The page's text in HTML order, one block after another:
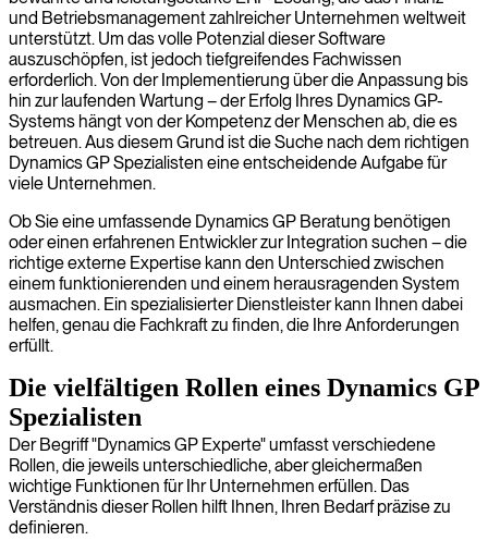
Organisation verbessern.
und Betriebsmanagement zahlreicher Unternehmen weltweit
unterstützt. Um das volle Potenzial dieser Software
auszuschöpfen, ist jedoch tiefgreifendes Fachwissen
erforderlich. Von der Implementierung über die Anpassung bis
hin zur laufenden Wartung – der Erfolg Ihres Dynamics GP-
Systems hängt von der Kompetenz der Menschen ab, die es
betreuen. Aus diesem Grund ist die Suche nach dem richtigen
Dynamics GP Spezialisten eine entscheidende Aufgabe für
viele Unternehmen.
Ob Sie eine umfassende Dynamics GP Beratung benötigen
oder einen erfahrenen Entwickler zur Integration suchen – die
richtige externe Expertise kann den Unterschied zwischen
einem funktionierenden und einem herausragenden System
ausmachen. Ein spezialisierter Dienstleister kann Ihnen dabei
helfen, genau die Fachkraft zu finden, die Ihre Anforderungen
erfüllt.
Die vielfältigen Rollen eines Dynamics GP
Spezialisten
Der Begriff "Dynamics GP Experte" umfasst verschiedene
Rollen, die jeweils unterschiedliche, aber gleichermaßen
wichtige Funktionen für Ihr Unternehmen erfüllen. Das
Verständnis dieser Rollen hilft Ihnen, Ihren Bedarf präzise zu
definieren.